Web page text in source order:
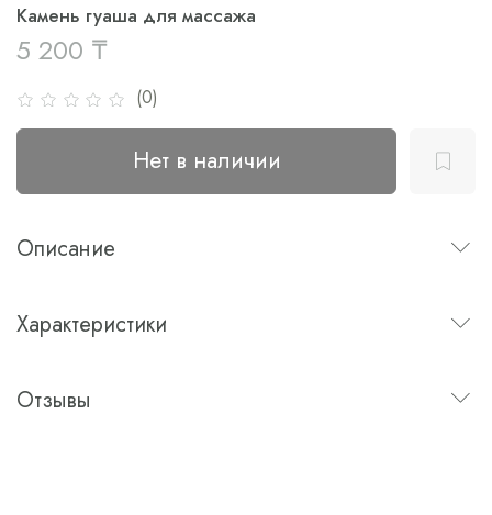
(0)
Камень гуаша для массажа
5 200 ₸
Нет в наличии
Описание
Характеристики
Отзывы